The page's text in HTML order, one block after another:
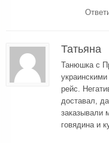
Татьяна
Танюшка с
рейс.
доставал,
заказывали
говядина и